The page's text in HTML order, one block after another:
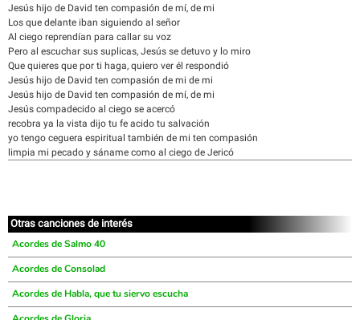
Jesús hijo de David ten compasión de mí, de mi
Los que delante iban siguiendo al señor
Al ciego reprendían para callar su voz
Pero al escuchar sus suplicas, Jesús se detuvo y lo miro
Que quieres que por ti haga, quiero ver él respondió
Jesús hijo de David ten compasión de mi de mi
Jesús hijo de David ten compasión de mí, de mi
Jesús compadecido al ciego se acercó
recobra ya la vista dijo tu fe acido tu salvación
yo tengo ceguera espiritual también de mi ten compasión
limpia mi pecado y sáname como al ciego de Jericó
Otras canciones de interés
Acordes de Salmo 40
Acordes de Consolad
Acordes de Habla, que tu siervo escucha